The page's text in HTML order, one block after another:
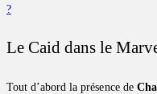
?
Le Caid dans le
Tout d’abord la présence de